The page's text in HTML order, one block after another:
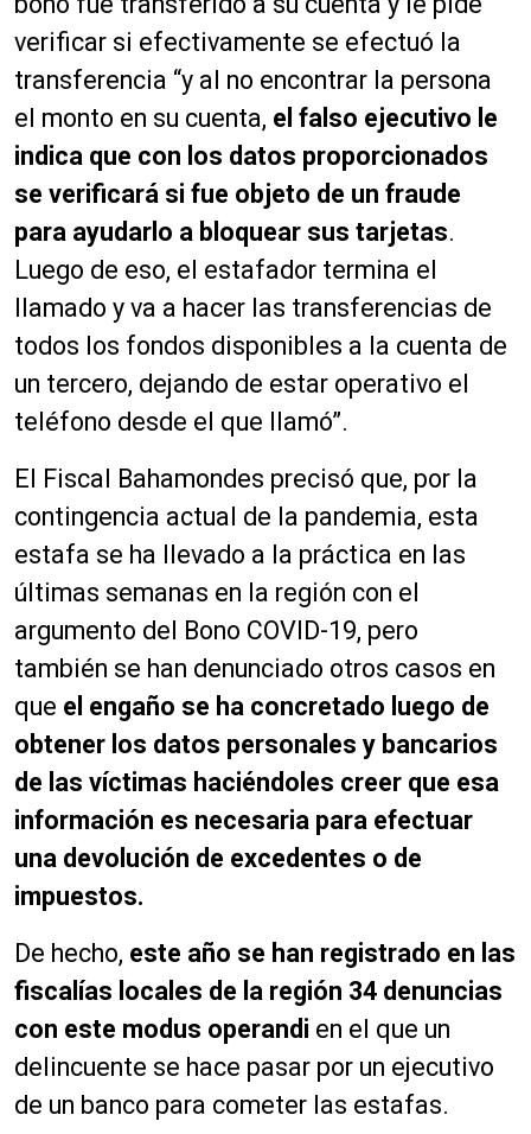
verificar si efectivamente se efectuó la
transferencia “y al no encontrar la persona
el monto en su cuenta, el falso ejecutivo le
indica que con los datos proporcionados
se verificará si fue objeto de un fraude
para ayudarlo a bloquear sus tarjetas.
Luego de eso, el estafador termina el
llamado y va a hacer las transferencias de
todos los fondos disponibles a la cuenta de
un tercero, dejando de estar operativo el
teléfono desde el que llamó”.
El Fiscal Bahamondes precisó que, por la
contingencia actual de la pandemia, esta
estafa se ha llevado a la práctica en las
últimas semanas en la región con el
argumento del Bono COVID-19, pero
también se han denunciado otros casos en
que el engaño se ha concretado luego de
obtener los datos personales y bancarios
de las víctimas haciéndoles creer que esa
información es necesaria para efectuar
una devolución de excedentes o de
impuestos.
De hecho, este año se han registrado en las
fiscalías locales de la región 34 denuncias
con este modus operandi en el que un
delincuente se hace pasar por un ejecutivo
de un banco para cometer las estafas.